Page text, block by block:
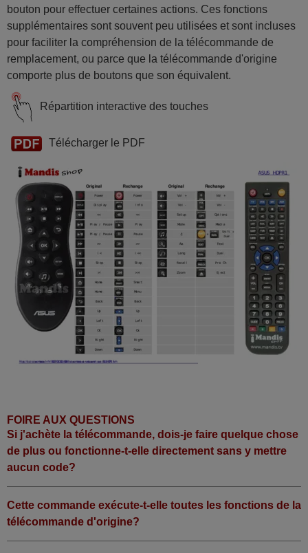
bouton pour effectuer certaines actions. Ces fonctions
supplémentaires sont souvent peu utilisées et sont incluses
pour faciliter la compréhension de la télécommande de
remplacement, ou parce que la télécommande d'origine
comporte plus de boutons que son équivalent.
Répartition interactive des touches
Télécharger le PDF
FOIRE AUX QUESTIONS
Si j'achète la télécommande, dois-je faire quelque chose
de plus ou fonctionne-t-elle directement sans y mettre
aucun code?
Cette commande exécute-t-elle toutes les fonctions de la
télécommande d'origine?